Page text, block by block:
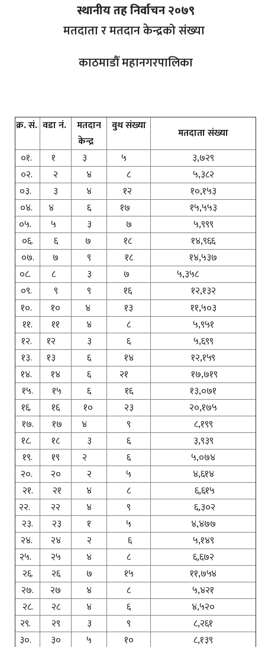
स्थानीय तह निर्वाचन २०७९
मतदाता र मतदान केन्द्रको संख्या
काठमाडौँ महानगरपालिका
क्र. सं. वडा नं.
मतदान
केन्द्र
वुथ संख्या
मतदाता संख्या
०१.
१ ३ ५
३,७२९
०२.
२ ४ ८
५,३८२
०३.
३ ४ १२
१०,१५३
०४.
४ ६ १७
१५,५५३
०५.
५ ३ ७
५,९९९
०६.
६ ७ १८
१४,९६६
०७.
७ ९ १८
१४,५३७
०८.
८ ३ ७
५,३५८
०९.
९ ९ १६
१२,१३२
१०.
१० ४ १३
११,५०३
११.
११ ४ ८
५,९५१
१२.
१२ ३ ६
५,६९९
१३.
१३ ६ १४
१२,१५९
१४.
१४ ६ २१
१७,७१९
१५.
१५ ६ १६
१३,०७१
१६.
१६ १० २३
२०,१७५
१७.
१७ ४ ९
८,१९९
१८.
१८ ३ ६
३,९३९
१९.
१९ २ ६
५,०७४
२०.
२० २ ५
४,६१४
२१.
२१ ४ ८
६,६१५
२२.
२२ ४ ९
६,३०२
२३.
२३ १ ५
४,४७७
२४.
२४ २ ६
५,१४९
२५.
२५ ४ ८
६,६७२
२६.
२६ ७ १५
११,७५४
२७.
२७ ४ ८
५,४२१
२८.
२८ ४ ६
४,५२०
२९.
२९ ३ ९
८,२६१
३०.
३० ५ १० ८,१३९